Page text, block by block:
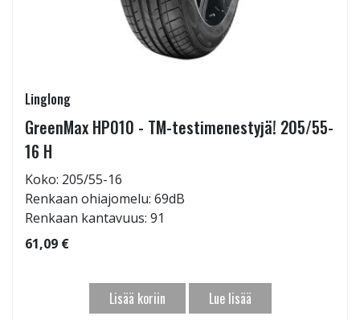
Linglong
GreenMax HP010 - TM-testimenestyjä! 205/55-
16 H
Koko: 205/55-16
Renkaan ohiajomelu: 69dB
Renkaan kantavuus: 91
61,09 €
Lisää koriin Lue lisää